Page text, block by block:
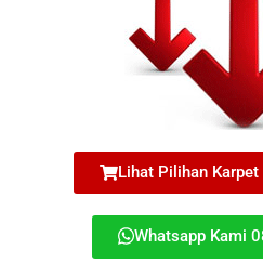
Lihat Pilihan
Whatsapp Kami